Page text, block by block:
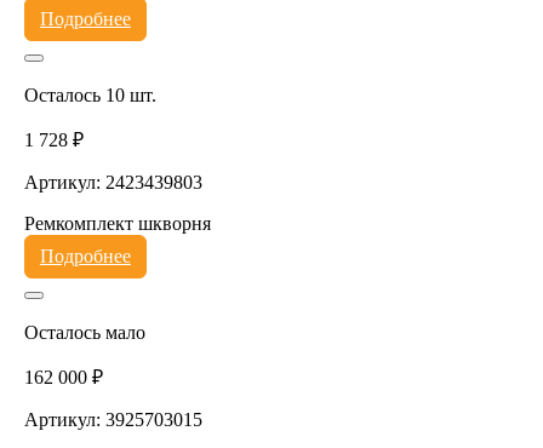
Подробнее
Осталось 10 шт.
1 728 ₽
Артикул: 2423439803
Ремкомплект шкворня
Подробнее
Осталось мало
162 000 ₽
Артикул: 3925703015